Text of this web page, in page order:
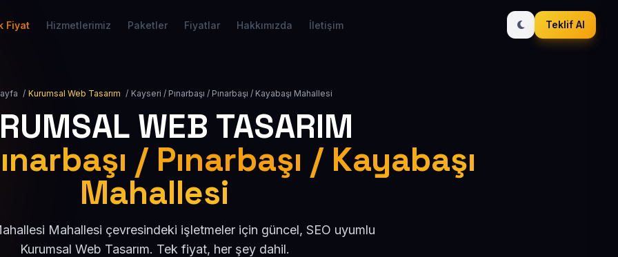
Fiyat Hizmetlerimiz Paketler Fiyatlar Hakkımızda İletişim Teklif Al
/ Kurumsal Web Tasarım / Kayseri / Pınarbaşı / Pınarbaşı / Kayabaşı Mahallesi
WEB TASARIM
/ Pınarbaşı / Kayabaşı
Mahallesi
Mahallesi çevresindeki işletmeler için güncel, SEO uyumlu
Kurumsal Web Tasarım. Tek fiyat, her şey dahil.